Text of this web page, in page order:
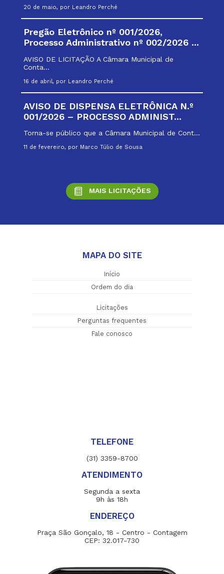
20 de maio, por Leandro Perché
Pregão Eletrônico nº 001/2026,
Processo Administrativo nº 002/2026 ...
AVISO DE LICITAÇÃO A Câmara Municipal de
Conta...
16 de abril, por Leandro Perché
AVISO DE DISPENSA ELETRÔNICA N.º
001/2026 – PROCESSO ADMINIST...
Torna-se público que a Câmara Municipal de Cont...
11 de fevereiro, por Marco Túlio de Sousa
MAIS LICITAÇÕES
MAPA DO SITE
Início
Ordem do dia
Licitações
Perguntas frequentes
Fale conosco
TELEFONE
(31) 3359-8700
ATENDIMENTO
Segunda a sexta
9h às 18h
ENDEREÇO
Praça São Gonçalo, 18 - Centro - Contagem
CEP: 32.017-730